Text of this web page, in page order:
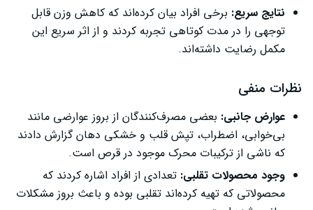
نتایج سریع: برخی افراد بیان کرده‌اند که کاهش وزن قابل
توجهی را در مدت کوتاهی تجربه کردند و از اثر سریع این
مکمل رضایت داشته‌اند.
نظرات منفی
عوارض جانبی: بعضی مصرف‌کنندگان از بروز عوارضی مانند
بی‌خوابی، اضطراب، تپش قلب و خشکی دهان گزارش دادند
که ناشی از ترکیبات محرک موجود در قرص است.
وجود محصولات تقلبی: تعدادی از افراد اشاره کردند که
محصولاتی که تهیه کرده‌اند تقلبی بوده و باعث بروز مشکلات